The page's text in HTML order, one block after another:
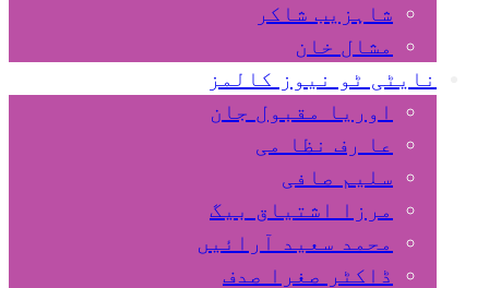
شاہزیب شاکر
مشال خان
نایٹی ٹو نیوز کالمز
اوریا مقبول جان
عا رف نظا می
سلیم صافی
مرزا اشتیاق بیگ
محمد سعید آرائیں
ڈاکٹر صغرا صدف